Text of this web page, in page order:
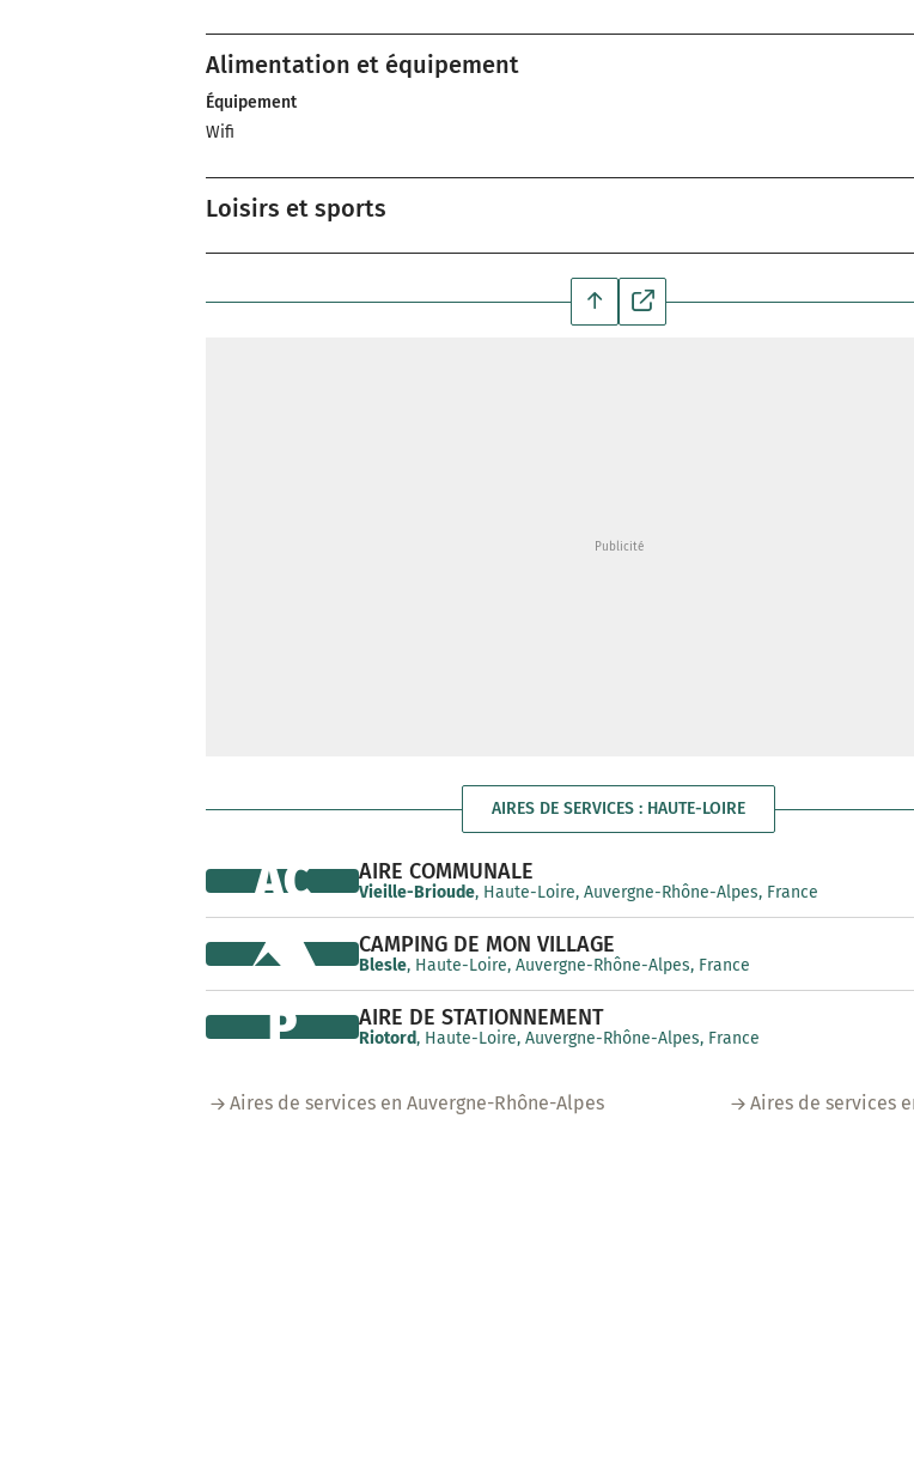
Alimentation et équipement
Équipement
Wifi
Loisirs et sports
AIRES DE SERVICES : HAUTE-LOIRE
AIRE COMMUNALE
Vieille-Brioude, Haute-Loire, Auvergne-Rhône-Alpes, France
AC
CAMPING DE MON VILLAGE
Blesle, Haute-Loire, Auvergne-Rhône-Alpes, France
AIRE DE STATIONNEMENT
Riotord, Haute-Loire, Auvergne-Rhône-Alpes, France
P
Aires de services en Auvergne-Rhône-Alpes Aires de services